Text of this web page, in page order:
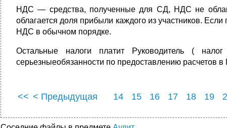
НДС — средства, полученные для СД, НДС не
облагается доля прибыли каждого из участников.
НДС в обычном порядке.
Остальные налоги платит Руководитель (
серьезныеобязанности по предоставлению расчетов в
<< < Предыдущая 14 15 16 17 18 19